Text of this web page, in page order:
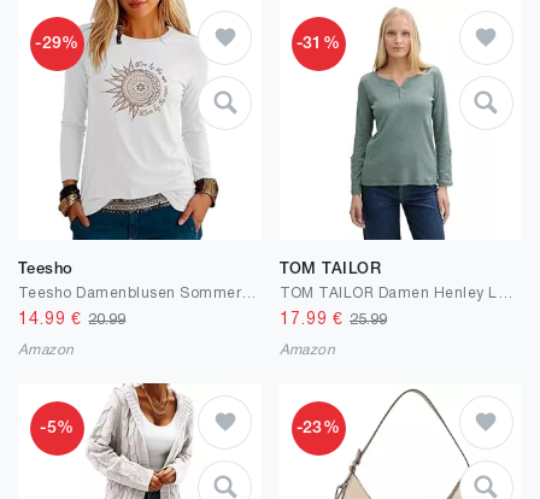
-29%
Teesho
Teesho Damenblusen Sommer Tshirt Bedruck Tops Casual Tunika Shirt Oberteil Locker Longshirt
14.99 €20.99
Amazon
-31%
TOM TAILOR
17.99 € 25.99
Amazon
-5% -23%